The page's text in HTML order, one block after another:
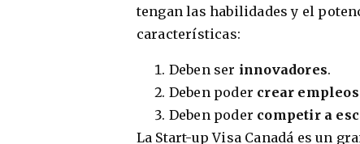
tengan las habilidades y el
características:
Deben ser innovadores.
Deben poder crear empleos
Deben poder competir a
La Start-up Visa Canadá es un